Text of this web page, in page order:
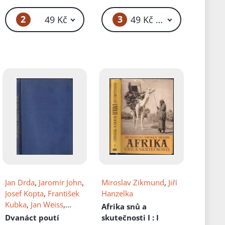
2 49 Kč 3 49 Kč – 59 Kč
Jan Drda, Jaromír John,
Josef Kopta, František
Kubka, Jan Weiss,
Edvard Valenta,
Dvanáct poutí
Miroslav Zikmund, Jiří
Hanzelka
Afrika snů a
skutečnosti I : I